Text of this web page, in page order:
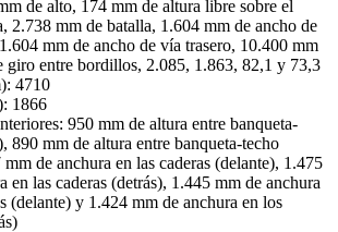
de alto, 174 mm de altura libre sobre el
2.738 mm de batalla, 1.604 mm de ancho de
mm de ancho de vía trasero, 10.400 mm
giro entre bordillos, 2.085, 1.863, 82,1 y 73,3
4710
1866
950 mm de altura entre banqueta-
890 mm de altura entre banqueta-techo
de anchura en las caderas (delante), 1.475
en las caderas (detrás), 1.445 mm de anchura
(delante) y 1.424 mm de anchura en los